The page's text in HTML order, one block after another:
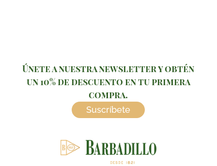
Únete a nuestra newsletter y obtén
un 10% de descuento en tu primera
compra.
Suscríbete